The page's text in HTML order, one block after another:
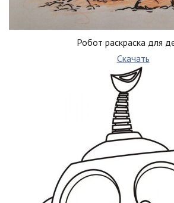
Робот раскраска для
Скачать